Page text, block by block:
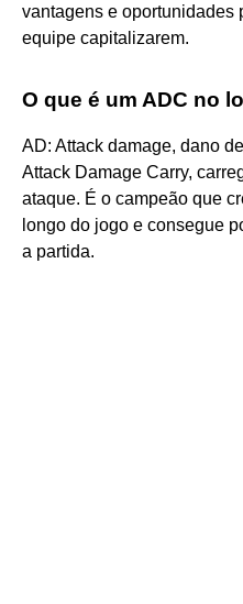
vantagens e oportunidades
equipe capitalizarem.
O que é um ADC no
AD: Attack damage, dano
Attack Damage Carry,
ataque. É o campeão que
longo do jogo e consegue
a partida.